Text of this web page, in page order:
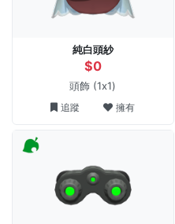
純白頭紗
$0
頭飾 (1x1)
追蹤 擁有